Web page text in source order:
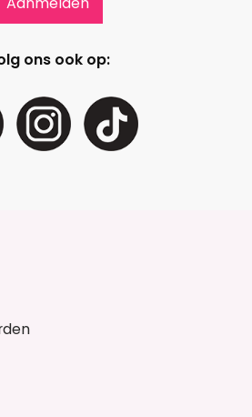
ons ook op: